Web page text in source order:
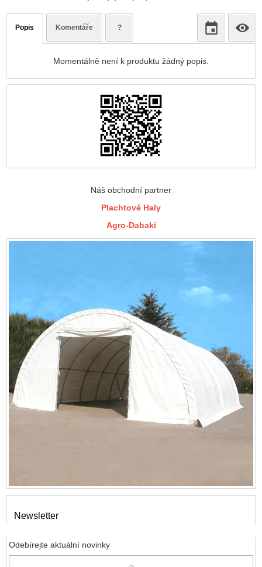
Náš obchodní partner
Plachtové Haly
Agro-Dabaki
Popis Komentáře ?
Momentálně není k produktu žádný popis.
Newsletter
Odebírejte aktuální novinky